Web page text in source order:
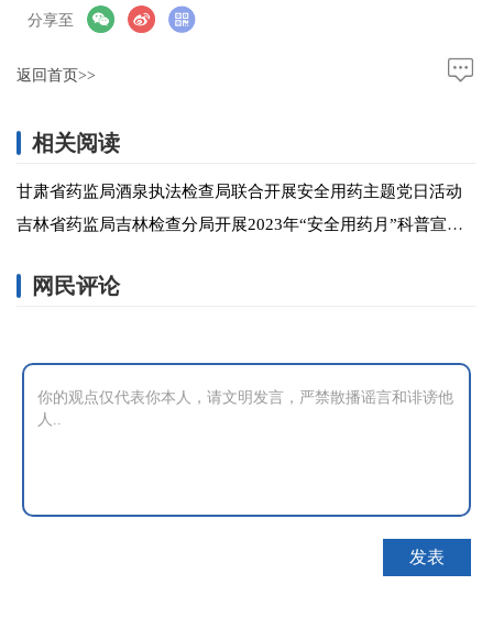
分享至
返回首页>>
相关阅读
甘肃省药监局酒泉执法检查局联合开展安全用药主题党日活动
吉林省药监局吉林检查分局开展2023年“安全用药月”科普宣传进校园活动
网民评论